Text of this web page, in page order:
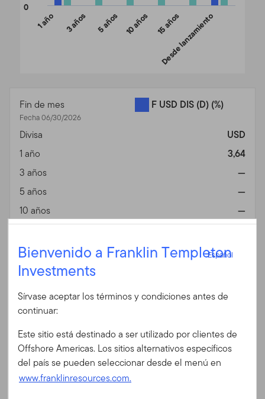
Iniciar sesión
ID de usuario
Contraseña
1 año 3 años 5 años 10 años 15 años
Desde lanzamiento
0
Fin de mes
Fecha 06/30/2026
F USD DIS (D) (%)
Divisa
USD
1 año
3,64
3 años
—
5 años
—
10 años
—
Desde lanzamiento
02/09/2024
6,56
Fin de mes
Fecha 06/30/2026
ICE BofA Global High
Divisa
USD
1 año
5,43
3 años
Bienvenido a Franklin Templeton
Investments
Español
Sírvase aceptar los términos y condiciones antes de
continuar:
Este sitio está destinado a ser utilizado por clientes de
Offshore Americas. Los sitios alternativos específicos
del país se pueden seleccionar desde el menú en
www.franklinresources.com.